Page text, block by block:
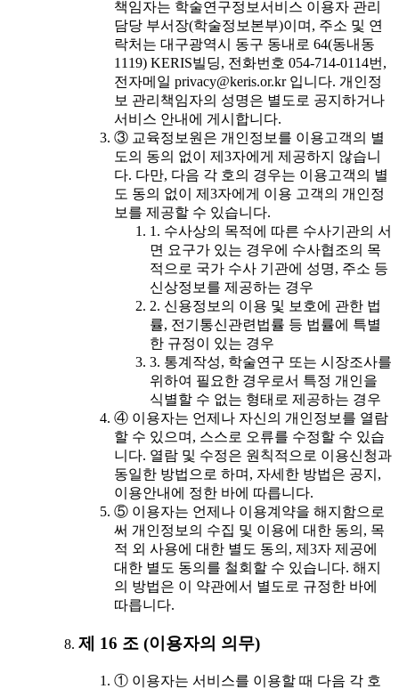
책임자는 학술연구정보서비스 이용자 관리
담당 부서장(학술정보본부)이며, 주소 및 연
락처는 대구광역시 동구 동내로 64(동내동
1119) KERIS빌딩, 전화번호 054-714-0114번,
전자메일 privacy@keris.or.kr 입니다. 개인정
보 관리책임자의 성명은 별도로 공지하거나
서비스 안내에 게시합니다.
③ 교육정보원은 개인정보를 이용고객의 별
도의 동의 없이 제3자에게 제공하지 않습니
다. 다만, 다음 각 호의 경우는 이용고객의 별
도 동의 없이 제3자에게 이용 고객의 개인정
보를 제공할 수 있습니다.
1. 수사상의 목적에 따른 수사기관의 서
면 요구가 있는 경우에 수사협조의 목
적으로 국가 수사 기관에 성명, 주소 등
신상정보를 제공하는 경우
2. 신용정보의 이용 및 보호에 관한 법
률, 전기통신관련법률 등 법률에 특별
한 규정이 있는 경우
3. 통계작성, 학술연구 또는 시장조사를
위하여 필요한 경우로서 특정 개인을
식별할 수 없는 형태로 제공하는 경우
④ 이용자는 언제나 자신의 개인정보를 열람
할 수 있으며, 스스로 오류를 수정할 수 있습
니다. 열람 및 수정은 원칙적으로 이용신청과
동일한 방법으로 하며, 자세한 방법은 공지,
이용안내에 정한 바에 따릅니다.
⑤ 이용자는 언제나 이용계약을 해지함으로
써 개인정보의 수집 및 이용에 대한 동의, 목
적 외 사용에 대한 별도 동의, 제3자 제공에
대한 별도 동의를 철회할 수 있습니다. 해지
의 방법은 이 약관에서 별도로 규정한 바에
따릅니다.
제 16 조 (이용자의 의무)
① 이용자는 서비스를 이용할 때 다음 각 호